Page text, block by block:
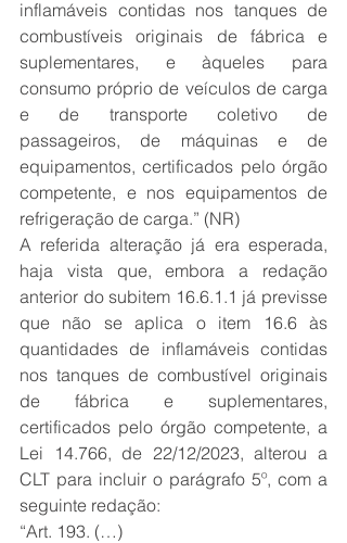
inflamáveis contidas nos tanques de
combustíveis originais de fábrica e
suplementares, e àqueles para
consumo próprio de veículos de carga
e de transporte coletivo de
passageiros, de máquinas e de
equipamentos, certificados pelo órgão
competente, e nos equipamentos de
refrigeração de carga.” (NR)
A referida alteração já era esperada,
haja vista que, embora a redação
anterior do subitem 16.6.1.1 já previsse
que não se aplica o item 16.6 às
quantidades de inflamáveis contidas
nos tanques de combustível originais
de fábrica e suplementares,
certificados pelo órgão competente, a
Lei 14.766, de 22/12/2023, alterou a
CLT para incluir o parágrafo 5º, com a
seguinte redação:
“Art. 193. (…)